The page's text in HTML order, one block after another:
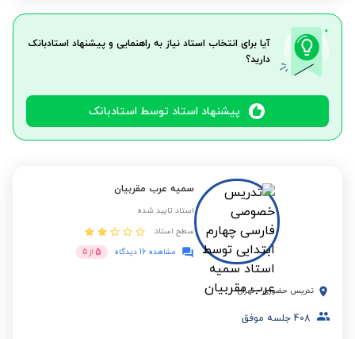
آیا برای انتخاب استاد نیاز به راهنمایی و پیشنهاد استادبانک
دارید؟
پیشنهاد استاد توسط استادبانک
سمیه عرب مقربیان
استاد تایید شده
سطح استاد:
مشاهده 16 دیدگاه
5 از 5
تدریس حضوری - تهران
408 جلسه موفق